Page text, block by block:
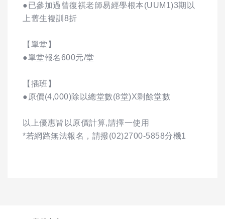
●已參加過曾復祺老師易經學根本(UUM1)3期以
上舊生複訓8折
【單堂】
●單堂報名600元/堂
【插班】
●原價(4,000)除以總堂數(8堂)X剩餘堂數
以上優惠皆以原價計算,請擇一使用
*若網路無法報名，請撥(02)2700-5858分機1